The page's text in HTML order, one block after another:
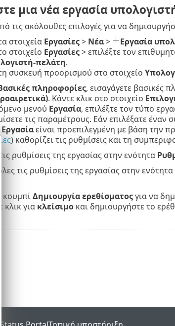
μια νέα εργασία
τις ακόλουθες επιλογές για να
στοιχεία Εργασίες> Νέα> Εργασία
στοιχείο Εργασίες> επιλέξτε τον
πελάτη.
συσκευή προορισμού στο στοιχείο
πληροφορίες, εισαγάγετε βασικές
. Κάντε κλικ στο στοιχείο
μενού Εργασία, επιλέξτε τον τύπο
τις παραμέτρους. Εάν επιλέξατε
Εργασίαείναι προεπιλεγμένη με βάση την
) καθορίζει τις ρυθμίσεις και τη
ρυθμίσεις της εργασίας στην ενότητα
τις ρυθμίσεις της εργασίας στην ενότητα
κουμπίΔημιουργία ερεθίσματοςγια να
κλικ για κλείσιμοκαι δημιουργήστε το